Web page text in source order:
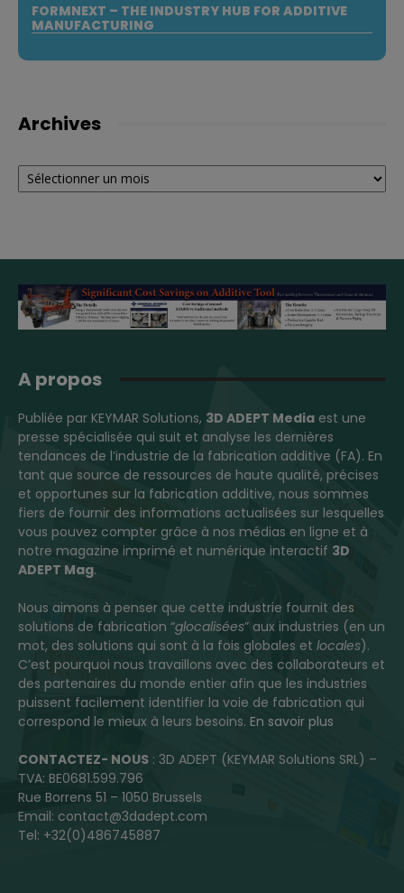
FORMNEXT – THE INDUSTRY HUB FOR ADDITIVE
MANUFACTURING
Archives
Archives
A propos
Publiée par KEYMAR Solutions, 3D ADEPT Media est une
presse spécialisée qui suit et analyse les dernières
tendances de l’industrie de la fabrication additive (FA). En
tant que source de ressources de haute qualité, précises
et opportunes sur la fabrication additive, nous sommes
fiers de fournir des informations actualisées sur lesquelles
vous pouvez compter grâce à nos médias en ligne et à
notre magazine imprimé et numérique interactif 3D
ADEPT Mag.
Nous aimons à penser que cette industrie fournit des
solutions de fabrication “glocalisées” aux industries (en un
mot, des solutions qui sont à la fois globales et locales).
C’est pourquoi nous travaillons avec des collaborateurs et
des partenaires du monde entier afin que les industries
puissent facilement identifier la voie de fabrication qui
correspond le mieux à leurs besoins. En savoir plus
CONTACTEZ- NOUS : 3D ADEPT (KEYMAR Solutions SRL) –
TVA: BE0681.599.796
Rue Borrens 51 – 1050 Brussels
Email: contact@3dadept.com
Tel: +32(0)486745887